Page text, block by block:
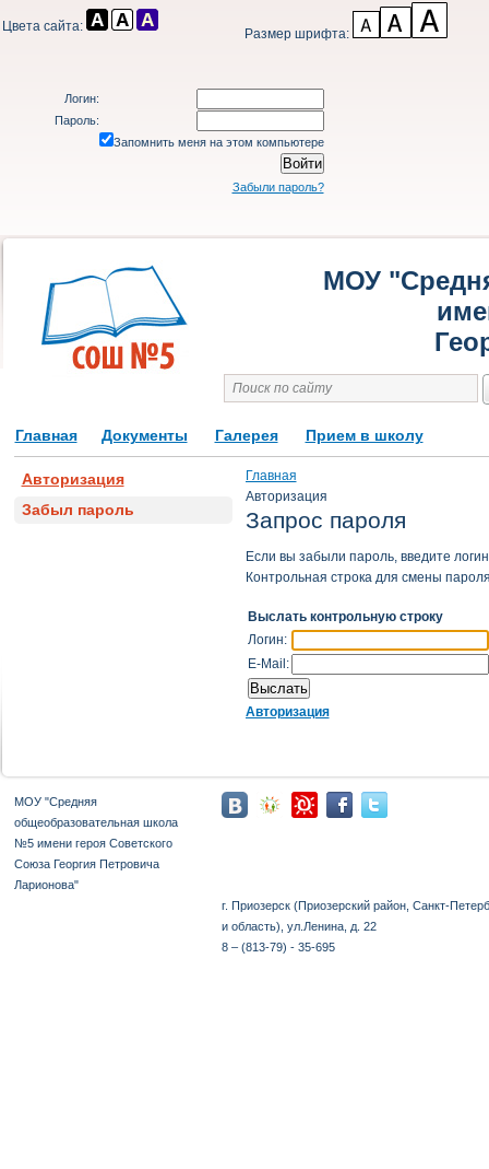
Цвета сайта: Размер шрифта:
Логин:
Пароль:
Запомнить меня на этом компьютере
Забыли пароль?
МОУ
Главная Документы Галерея Прием в школу
Авторизация
Забыл пароль
Главная
Авторизация
Запрос пароля
Если вы забыли пароль, введите
Контрольная строка для смены
Выслать контрольную строку
Логин:
E-Mail:
Авторизация
МОУ "Средняя
общеобразовательная школа
№5 имени героя Советского
Союза Георгия Петровича
Ларионова"
г. Приозерск (Приозерский район, Санкт-
и область), ул.Ленина, д. 22
8 – (813-79) - 35-695